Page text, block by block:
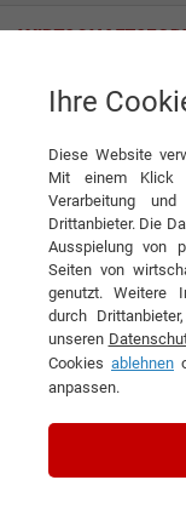
Videx Electronics
Interview Videx
DIESEN
Sicher ist
Interview
Ihre
Diese Website
Mit einem Klick
Verarbeitung
Drittanbieter. Die
Ausspielung von
Seiten von
genutzt. Weitere
durch
unseren
Cookies ablehnen
anpassen.